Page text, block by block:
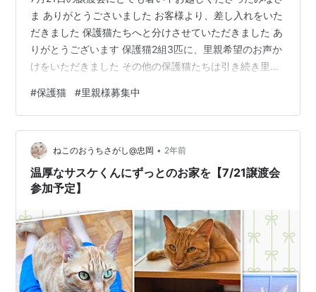
ま ありがとうごさいました お客様より、差し入れをいた
だきました 保護猫たちへと分けさせていただきました あ
りがとうございます 保護猫2組3匹に、里親希望のお声か
けをいただきました その他の保護猫たちは引き続き里親
月18日(日) ☆第3(日)定例開催 時間 : 午後２時～４時 場
所 : 永福寺 大阪府泉北郡忠岡町忠岡南１丁目１４−３ 南
海本線忠岡駅より徒歩約5分 ☆会場へのお問い合わせは
固くお断りします。 ☆里親希望申込は先着順ではありま
せん☆ 里親会終了後に検討させていただきますの…
#保護猫 #里親様募集中
ねこのおうちさがし@忠岡 • 2年前
温厚なサスケくんにずっとのお家を【7/21譲渡会
参加予定】